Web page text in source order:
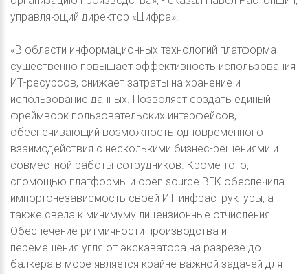
управляющий директор «Цифра».
«В области информационных технологий платформа
существенно повышает эффективность использования
ИТ-ресурсов, снижает затраты на хранение и
использование данных. Позволяет создать единый
фреймворк пользовательских интерфейсов,
обеспечивающий возможность одновременного
взаимодействия с несколькими бизнес-решениями и
совместной работы сотрудников. Кроме того,
cпомощью платформы и open source ВГК обеспечила
импортонезависмость своей ИТ-инфраструктуры, а
также свела к минимуму лицензионные отчисления.
Обеспечение ритмичности производства и
перемещения угля от экскаватора на разрезе до
балкера в море является крайне важной задачей для